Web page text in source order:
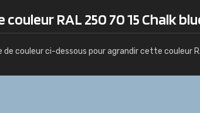
RAL 250 70 15 Chalk
de couleur ci-dessous pour agrandir cette couleur